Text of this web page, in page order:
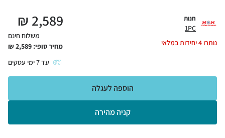
חנות
1PC
נותרו4יחידות במלאי
2,589
₪
משלוח חינם
מחיר סופי: 2,589
₪
עד7ימי עסקים
קניה מהירה
הוספה לעגלה